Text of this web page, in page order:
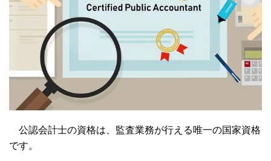
公認会計士の資格は、監査業務が行える唯一の国家資格
です。